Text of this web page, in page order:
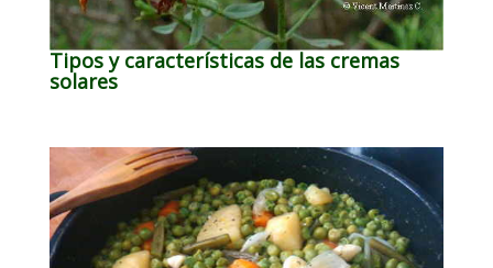
Tipos y características de las cremas
solares